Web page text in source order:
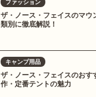
ファッション
ザ・ノース・フェイスのマウ
類別に徹底解説！
キャンプ用品
ザ・ノース・フェイスのおす
作・定番テントの魅力